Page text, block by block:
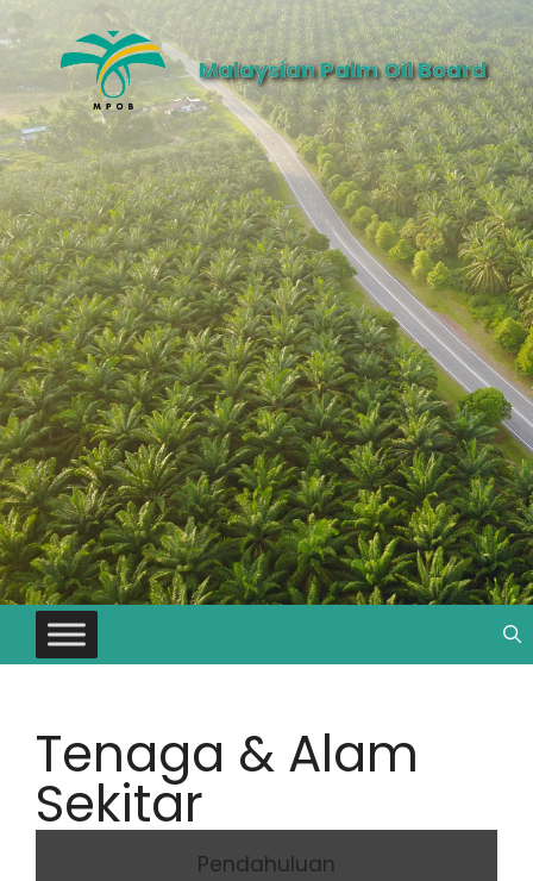
Malaysian Palm Oil Board
Tenaga & Alam
Sekitar
Pendahuluan